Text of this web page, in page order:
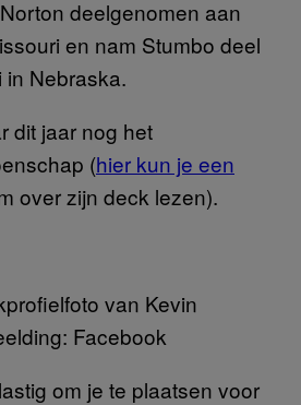
deelgenomen aan
en nam Stumbo deel
Nebraska.
dit jaar nog het
(hier kun je een
over zijn deck lezen).
van Kevin
Facebook
om je te plaatsen voor